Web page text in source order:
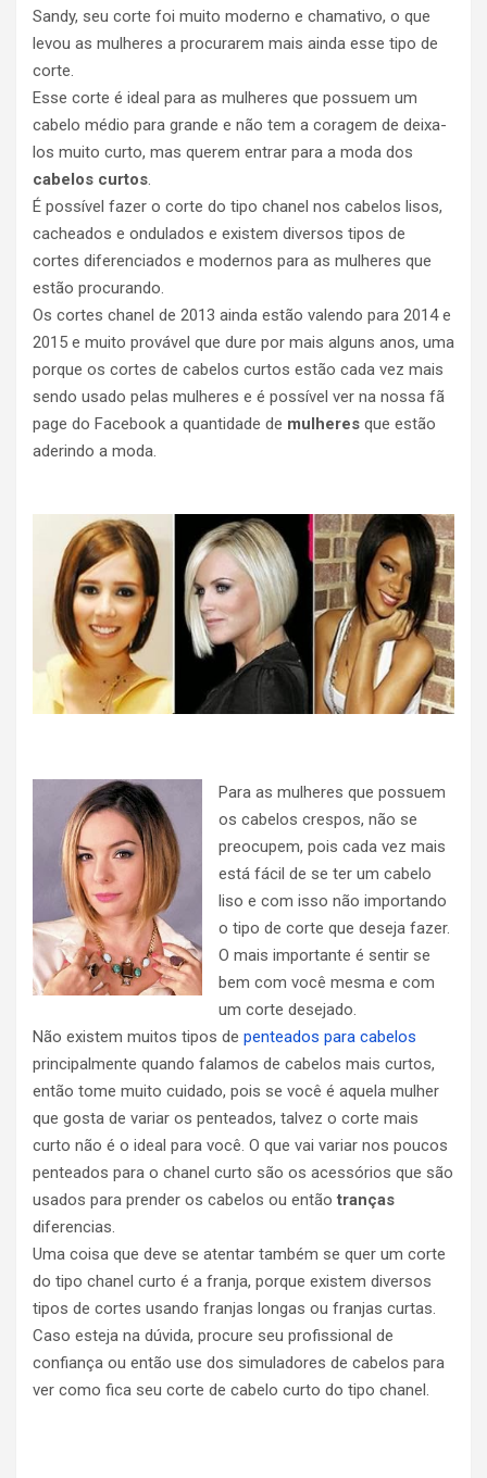
Sandy, seu corte foi muito moderno e chamativo, o que
levou as mulheres a procurarem mais ainda esse tipo de
corte.
Esse corte é ideal para as mulheres que possuem um
cabelo médio para grande e não tem a coragem de deixa-
los muito curto, mas querem entrar para a moda dos
cabelos curtos.
É possível fazer o corte do tipo chanel nos cabelos lisos,
cacheados e ondulados e existem diversos tipos de
cortes diferenciados e modernos para as mulheres que
estão procurando.
Os cortes chanel de 2013 ainda estão valendo para 2014 e
2015 e muito provável que dure por mais alguns anos, uma
porque os cortes de cabelos curtos estão cada vez mais
sendo usado pelas mulheres e é possível ver na nossa fã
page do Facebook a quantidade de mulheres que estão
aderindo a moda.
Para as mulheres que possuem
os cabelos crespos, não se
preocupem, pois cada vez mais
está fácil de se ter um cabelo
liso e com isso não importando
o tipo de corte que deseja fazer.
O mais importante é sentir se
bem com você mesma e com
um corte desejado.
Não existem muitos tipos de penteados para cabelos
principalmente quando falamos de cabelos mais curtos,
então tome muito cuidado, pois se você é aquela mulher
que gosta de variar os penteados, talvez o corte mais
curto não é o ideal para você. O que vai variar nos poucos
penteados para o chanel curto são os acessórios que são
usados para prender os cabelos ou entãotranças
diferencias.
Uma coisa que deve se atentar também se quer um corte
do tipo chanel curto é a franja, porque existem diversos
tipos de cortes usando franjas longas ou franjas curtas.
Caso esteja na dúvida, procure seu profissional de
confiança ou então use dos simuladores de cabelos para
ver como fica seu corte de cabelo curto do tipo chanel.